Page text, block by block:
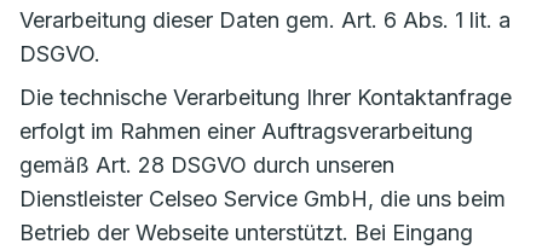
Verarbeitung dieser Daten gem. Art. 6 Abs. 1 lit. a
DSGVO.
Die technische Verarbeitung Ihrer Kontaktanfrage
erfolgt im Rahmen einer Auftragsverarbeitung
gemäß Art. 28 DSGVO durch unseren
Dienstleister Celseo Service GmbH, die uns beim
Betrieb der Webseite unterstützt. Bei Eingang